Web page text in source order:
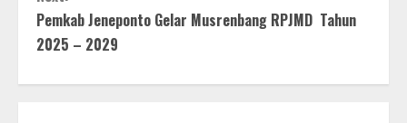
t
Pemkab Jeneponto Gelar Musrenbang RPJMD Tahun
2025 – 2029